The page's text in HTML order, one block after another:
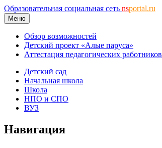
Образовательная социальная сеть nsportal.ru
Меню
Обзор возможностей
Детский проект «Алые паруса»
Аттестация педагогических работников
Детский сад
Начальная школа
Школа
НПО и СПО
ВУЗ
Навигация